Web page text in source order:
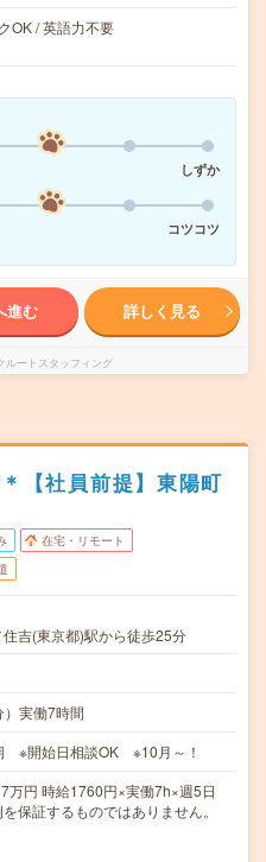
OK / 英語力不要
しずか
コツコツ
進む 詳しく見る
ルートスタッフィング
【社員前提】東陽町
在宅・リモート
吉(東京都)駅から徒歩25分
実働7時間
※開始日相談OK ※10月～！
円 時給1760円×実働7h×週5日
保証するものではありません。